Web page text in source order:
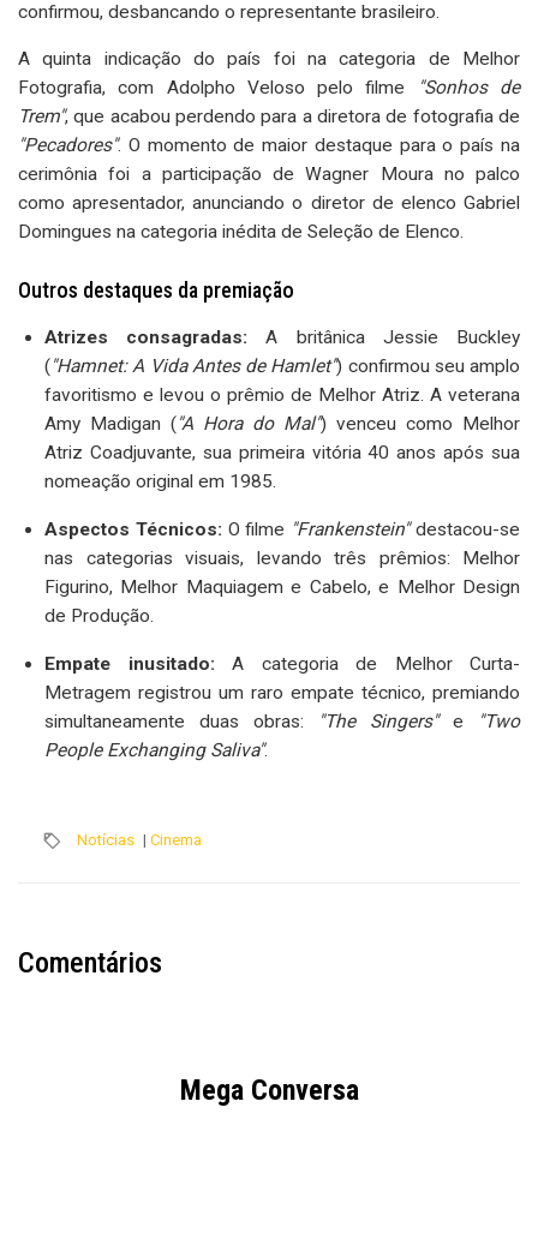
confirmou, desbancando o representante brasileiro.
A quinta indicação do país foi na categoria de Melhor
Fotografia, com Adolpho Veloso pelo filme
"Sonhos de
Trem", que acabou perdendo para a diretora de fotografia de
"Pecadores". O momento de maior destaque para o país na
cerimônia foi a participação de Wagner Moura no palco
como apresentador, anunciando o diretor de elenco Gabriel
Domingues na categoria inédita de Seleção de Elenco.
Outros destaques da premiação
Atrizes consagradas: A britânica Jessie Buckley
("Hamnet: A Vida Antes de Hamlet") confirmou seu amplo
favoritismo e levou o prêmio de Melhor Atriz. A veterana
Amy Madigan ("A Hora do Mal") venceu como Melhor
Atriz Coadjuvante, sua primeira vitória 40 anos após sua
nomeação original em 1985.
Aspectos Técnicos: O filme "Frankenstein"destacou-se
nas categorias visuais, levando três prêmios: Melhor
Figurino, Melhor Maquiagem e Cabelo, e Melhor Design
de Produção.
Empate inusitado: A categoria de Melhor Curta-
Metragem registrou um raro empate técnico, premiando
simultaneamente duas obras:
"The Singers"e
"Two
People Exchanging Saliva".
Notícias | Cinema
Comentários
Mega Conversa